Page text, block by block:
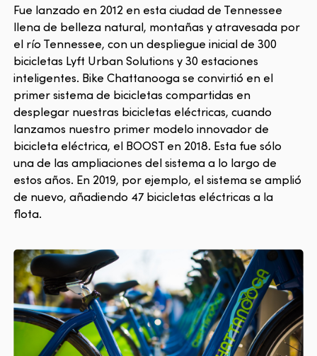
Fue lanzado en 2012 en esta ciudad de Tennessee
llena de belleza natural, montañas y atravesada por
el río Tennessee, con un despliegue inicial de 300
bicicletas Lyft Urban Solutions y 30 estaciones
inteligentes. Bike Chattanooga se convirtió en el
primer sistema de bicicletas compartidas en
desplegar nuestras bicicletas eléctricas, cuando
lanzamos nuestro primer modelo innovador de
bicicleta eléctrica, el BOOST en 2018. Esta fue sólo
una de las ampliaciones del sistema a lo largo de
estos años. En 2019, por ejemplo, el sistema se amplió
de nuevo, añadiendo 47 bicicletas eléctricas a la
flota.